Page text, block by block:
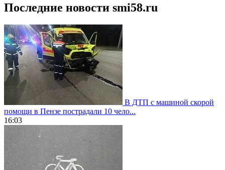
Последние новости smi58.ru
В ДТП с машиной скорой
помощи в Пензе пострадали 10 чело...
16:03